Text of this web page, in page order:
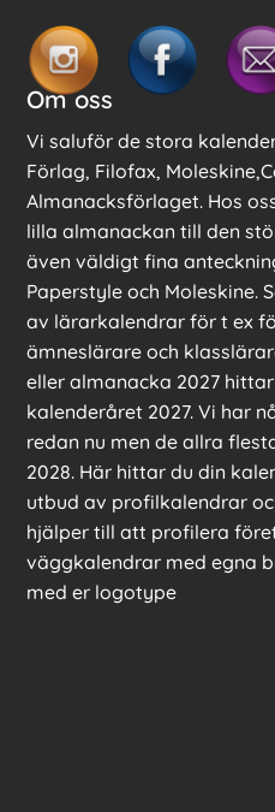
Om oss
Vi saluför de stora
Förlag, Filofax,
Almanacksförlaget. Hos
lilla almanackan till den
även väldigt fina
Paperstyle och Moleskine.
av lärarkalendrar för t ex
ämneslärare och
eller almanacka 2027
kalenderåret 2027. Vi har
redan nu men de allra
2028. Här hittar du din
utbud av profilkalendrar
hjälper till att profilera
väggkalendrar med egna
med er logotype